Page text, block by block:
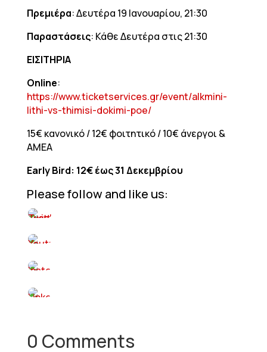
Πρεμιέρα: Δευτέρα 19 Ιανουαρίου, 21:30
Παραστάσεις: Κάθε Δευτέρα στις 21:30
ΕΙΣΙΤΗΡΙΑ
Online:
https://www.ticketservices.gr/event/alkmini-
lithi-vs-thimisi-dokimi-poe/
15€ κανονικό / 12€ φοιτητικό / 10€ άνεργοι &
ΑΜΕΑ
EarlyBird: 12€ έως 31 Δεκεμβρίου
Please follow and like us:
0 Comments